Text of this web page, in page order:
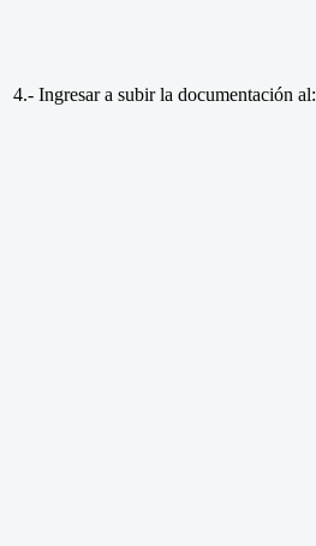
4.- Ingresar a subir la documentación al: